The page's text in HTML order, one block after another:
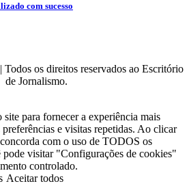
com sucesso
os direitos reservados ao Escritório
de Jornalismo.
site para fornecer a experiência mais
e visitas repetidas. Ao clicar
com o uso de TODOS os
visitar "Configurações de cookies"
controlado.
Aceitar todos